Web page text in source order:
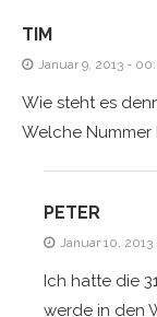
TIM
Januar 9, 2013 -
Wie steht es
Welche Nummer
PETER
Januar 10, 2013
Ich hatte die
werde in den